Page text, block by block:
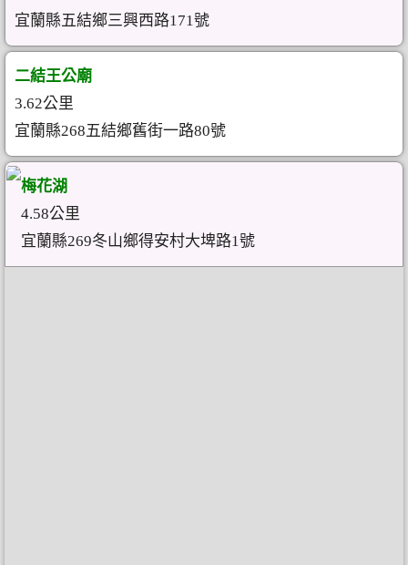
宜蘭縣五結鄉三興西路171號
二結王公廟
3.62公里
宜蘭縣268五結鄉舊街一路80號
梅花湖
4.58公里
宜蘭縣269冬山鄉得安村大埤路1號